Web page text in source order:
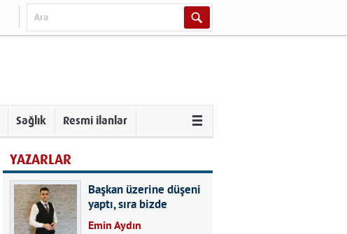
Sağlık Resmi ilanlar
YAZARLAR
Başkan üzerine düşeni
yaptı, sıra bizde
Emin Aydın